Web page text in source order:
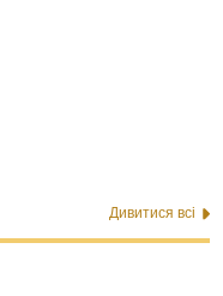
Дивитися всі